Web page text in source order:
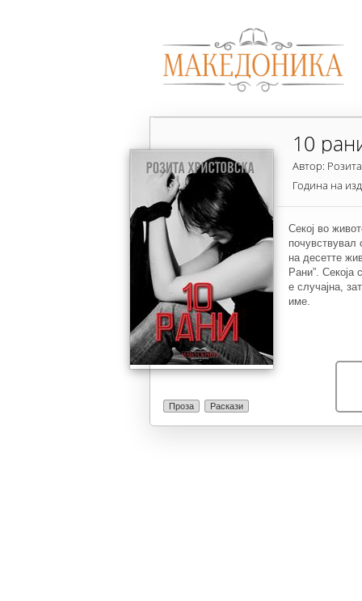
Проза Раскази
10
Автор:
Година на
Секој во
почувствувал
на десетте
Рани”. Секоја
е случајна,
име.